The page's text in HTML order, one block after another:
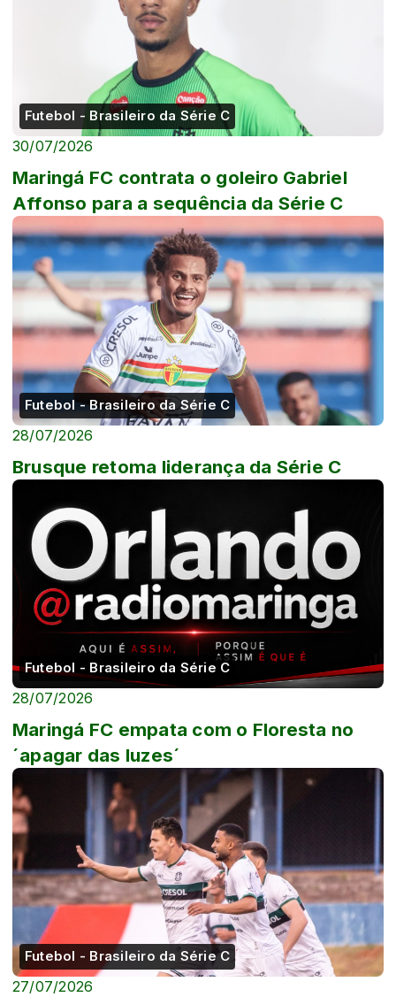
Futebol - Brasileiro da Série C
30/07/2026
Maringá FC contrata o goleiro Gabriel
Affonso para a sequência da Série C
Futebol - Brasileiro da Série C
28/07/2026
Brusque retoma liderança da Série C
Futebol - Brasileiro da Série C
28/07/2026
Maringá FC empata com o Floresta no
´apagar das luzes´
Futebol - Brasileiro da Série C
27/07/2026